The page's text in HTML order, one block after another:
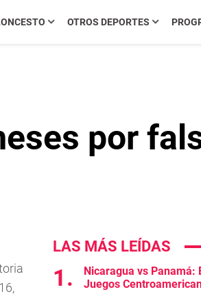
OTROS DEPORTES
por
LAS MÁS LEÍDAS
Nicaragua vs Panamá:
Juegos